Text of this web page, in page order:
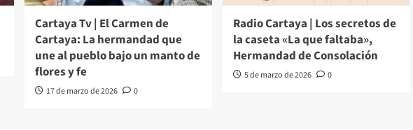
Cartaya Tv | El Carmen de
Cartaya: La hermandad que
une al pueblo bajo un manto de
flores y fe
17 de marzo de 2026 0
Radio Cartaya | Los secretos de
la caseta «La que faltaba»,
Hermandad de Consolación
5 de marzo de 2026 0